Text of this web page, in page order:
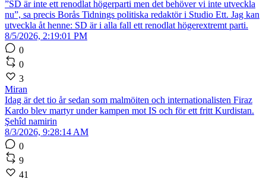
”SD är inte ett renodlat högerparti men det behöver vi inte utveckla
nu”, sa precis Borås Tidnings politiska redaktör i Studio Ett. Jag kan
utveckla åt henne: SD är i alla fall ett renodlat högerextremt parti.
8/5/2026, 2:19:01 PM
0
0
3
Miran
Idag är det tio år sedan som malmöiten och internationalisten Firaz
Kardo blev martyr under kampen mot IS och för ett fritt Kurdistan.
Şehîd namirin
8/3/2026, 9:28:14 AM
0
9
41